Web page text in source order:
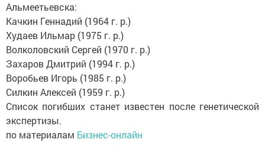
Альмеетьевска:
Качкин Геннадий (1964 г. р.)
Худаев Ильмар (1975 г. р.)
Волколовский Сергей (1970 г. р.)
Захаров Дмитрий (1994 г. р.)
Воробьев Игорь (1985 г. р.)
Силкин Алексей (1959 г. р.)
Список погибших станет известен после генетической
экспертизы.
по материалам Бизнес-онлайн